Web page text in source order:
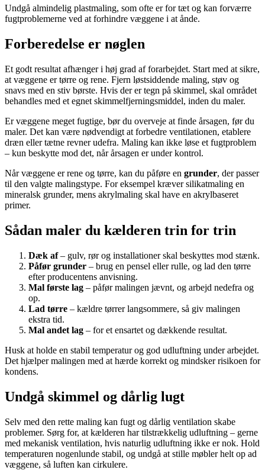
Undgå almindelig plastmaling, som ofte er for tæt og kan forværre
fugtproblemerne ved at forhindre væggene i at ånde.
Forberedelse er nøglen
Et godt resultat afhænger i høj grad af forarbejdet. Start med at sikre,
at væggene er tørre og rene. Fjern løstsiddende maling, støv og
snavs med en stiv børste. Hvis der er tegn på skimmel, skal området
behandles med et egnet skimmelfjerningsmiddel, inden du maler.
Er væggene meget fugtige, bør du overveje at finde årsagen, før du
maler. Det kan være nødvendigt at forbedre ventilationen, etablere
dræn eller tætne revner udefra. Maling kan ikke løse et fugtproblem
– kun beskytte mod det, når årsagen er under kontrol.
Når væggene er rene og tørre, kan du påføre en grunder, der passer
til den valgte malingstype. For eksempel kræver silikatmaling en
mineralsk grunder, mens akrylmaling skal have en akrylbaseret
primer.
Sådan maler du kælderen trin for trin
Dæk af– gulv, rør og installationer skal beskyttes mod stænk.
Påfør grunder – brug en pensel eller rulle, og lad den tørre
efter producentens anvisning.
Mal første lag – påfør malingen jævnt, og arbejd nedefra og
op.
Lad tørre – kældre tørrer langsommere, så giv malingen
ekstra tid.
Mal andet lag – for et ensartet og dækkende resultat.
Husk at holde en stabil temperatur og god udluftning under arbejdet.
Det hjælper malingen med at hærde korrekt og mindsker risikoen for
kondens.
Undgå skimmel og dårlig lugt
Selv med den rette maling kan fugt og dårlig ventilation skabe
problemer. Sørg for, at kælderen har tilstrækkelig udluftning – gerne
med mekanisk ventilation, hvis naturlig udluftning ikke er nok. Hold
temperaturen nogenlunde stabil, og undgå at stille møbler helt op ad
væggene, så luften kan cirkulere.